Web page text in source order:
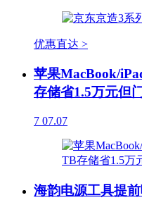
优惠直达 >
苹果MacBook/
存储省1.5万元但
7 07.07
海韵电源工具提